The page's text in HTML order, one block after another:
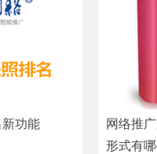
功能
网络推
形式有哪